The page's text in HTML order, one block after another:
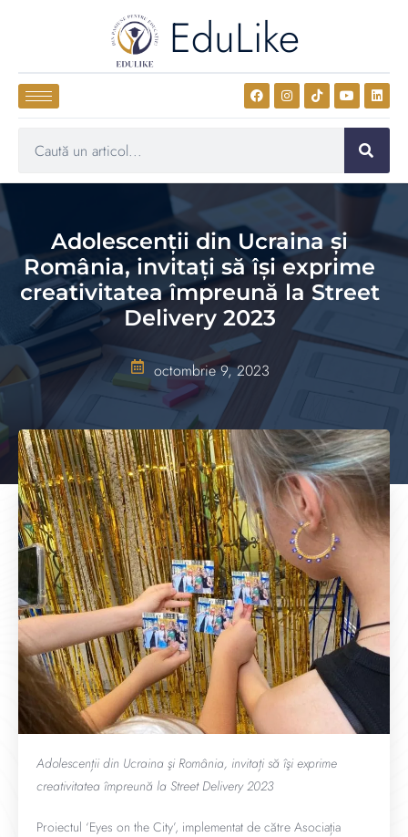
EduLike
Adolescenții din Ucraina şi
România, invitați să îşi exprime
creativitatea împreună la Street
Delivery 2023
octombrie 9, 2023
Adolescenții din Ucraina şi România, invitați să îşi exprime
creativitatea împreună la Street Delivery 2023
Proiectul ‘Eyes on the City’, implementat de către Asociația